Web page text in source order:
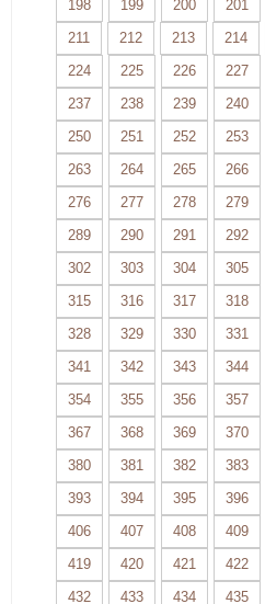
198 199 200 201
211
212 213 214
224
225 226 227
237
238 239 240
250
251 252 253
263
264 265 266
276
277 278 279
289
290 291 292
302
303 304 305
315
316 317 318
328
329 330 331
341
342 343 344
354
355 356 357
367
368 369 370
380
381 382 383
393
394 395 396
406
407 408 409
419
420 421 422
432
433 434 435